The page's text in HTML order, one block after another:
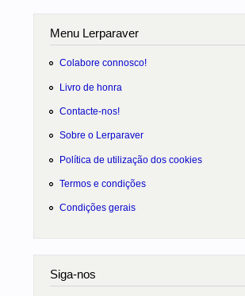
Menu Lerparaver
Colabore connosco!
Livro de honra
Contacte-nos!
Sobre o Lerparaver
Política de utilização dos cookies
Termos e condições
Condições gerais
Siga-nos